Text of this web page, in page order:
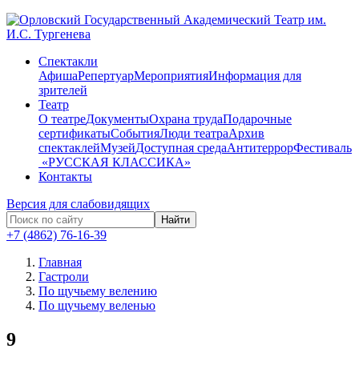
Спектакли
АфишаРепертуарМероприятияИнформация для
зрителей
Театр
О театреДокументыОхрана трудаПодарочные
сертификатыСобытияЛюди театраАрхив
спектаклейМузейДоступная средаАнтитеррорФестиваль
​ «РУССКАЯ КЛАССИКА»
Контакты
Версия для слабовидящих
Найти
+7 (4862) 76-16-39
Главная
Гастроли
По щучьему велению
По щучьему веленью
9